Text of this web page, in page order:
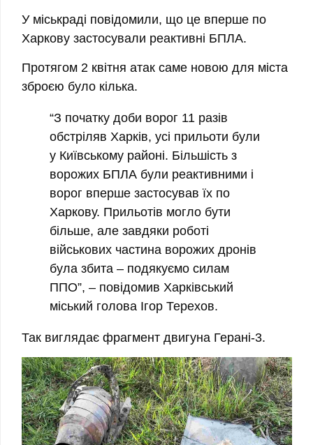
У міськраді повідомили, що це вперше по
Харкову застосували реактивні БПЛА.
Протягом 2 квітня атак саме новою для міста
зброєю було кілька.
“З початку доби ворог 11 разів
обстріляв Харків, усі прильоти були
у Київському районі. Більшість з
ворожих БПЛА були реактивними і
ворог вперше застосував їх по
Харкову. Прильотів могло бути
більше, але завдяки роботі
військових частина ворожих дронів
була збита – подякуємо силам
ППО”, – повідомив Харківський
міський голова Ігор Терехов.
Так виглядає фрагмент двигуна Герані-3.